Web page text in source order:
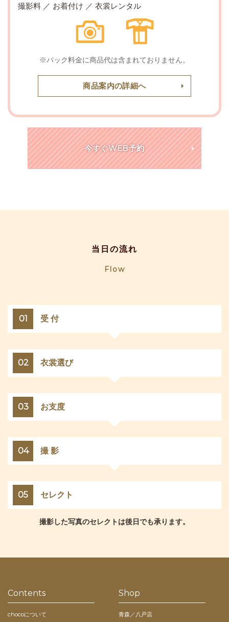
撮影料 ／ お着付け ／ 衣裳レンタル
※パック料金に商品代は含まれておりません。
商品案内の詳細へ
今すぐWEB予約
当日の流れ
Flow
01 受 付
02 衣裳選び
03 お支度
04 撮 影
05 セレクト
撮影した写真のセレクトは後日でも承ります。
Contents
chocoについて
Shop
青森／八戸店